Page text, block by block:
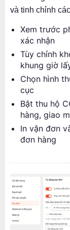
và tinh chỉnh
Xem trước
xác nhận
Tùy chỉnh
khung giờ
Chọn hình
cục
Bật thu hộ
hàng, giao
In vận đơn
đơn hàng